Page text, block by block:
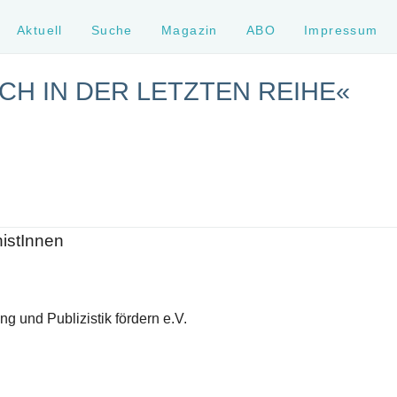
Aktuell Suche Magazin ABO Impressum
IN DER LETZTEN REIHE«
und Publizistik fördern e.V.